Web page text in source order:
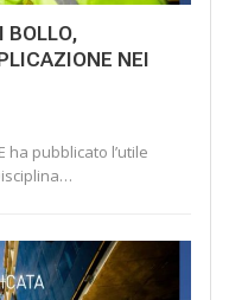
BOLLO,
NEI
ha pubblicato l’utile